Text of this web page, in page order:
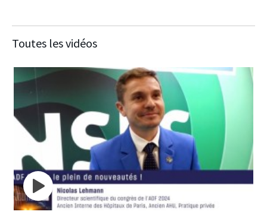
Toutes les vidéos